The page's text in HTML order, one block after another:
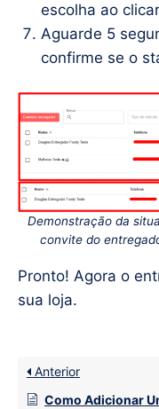
escolha ao
Aguarde 5
confirme se o
Demonstração da
convite do
Pronto! Agora o
sua loja.
Anterior
Como Adicionar